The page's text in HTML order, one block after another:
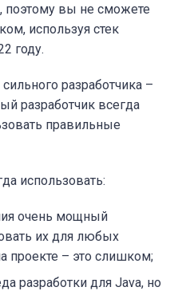
поэтому вы не сможете
используя стек
году.
разработчика –
разработчик всегда
правильные
использовать:
очень мощный
их для любых
проекте – это слишком;
разработки для Java, но